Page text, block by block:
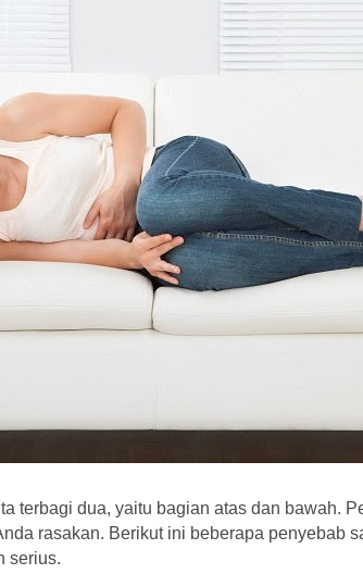
terbagi dua, yaitu bagian atas dan bawah.
rasakan. Berikut ini beberapa penyebab
serius.